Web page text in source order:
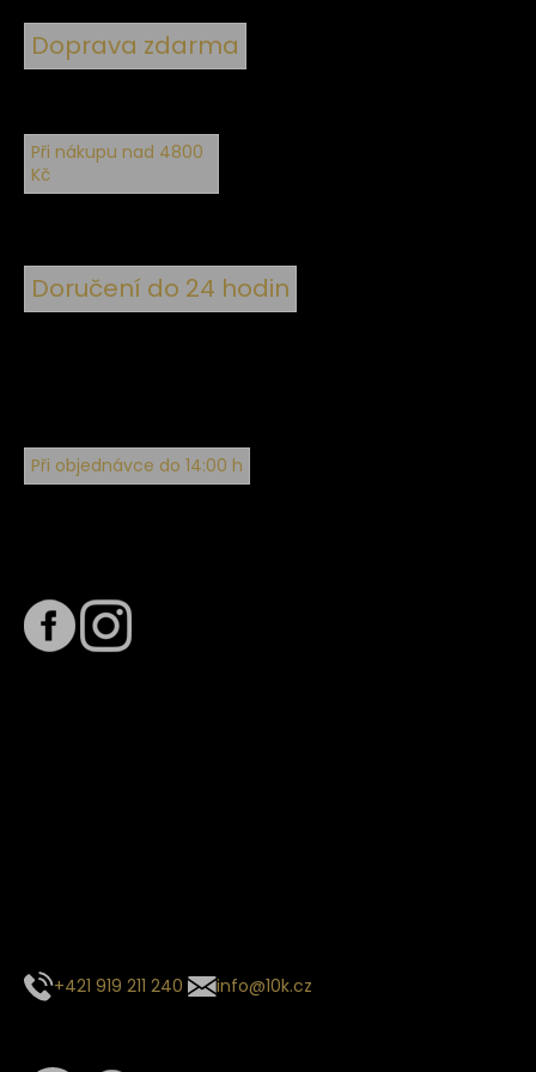
Doprava zdarma
Při nákupu nad 4800
Kč
Doručení do 24 hodin
Při objednávce do 14:00 h
+421 919 211 240 info@10k.cz